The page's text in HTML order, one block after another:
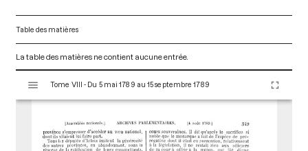
Table des matières
La table des matières ne contient aucune entrée.
s
Tome VIII - Du 5 mai 1789 au 15 septembre 1789